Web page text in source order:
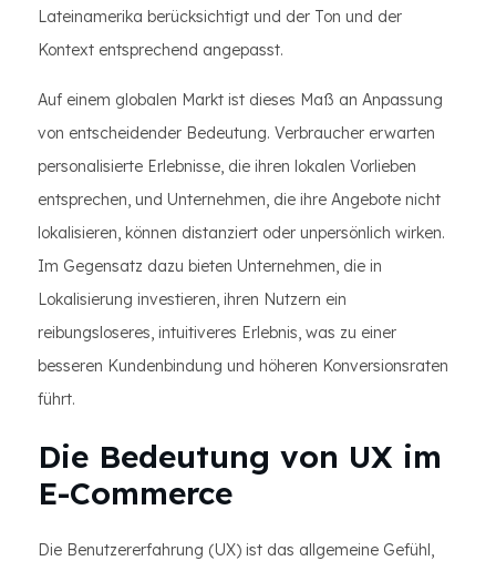
Lateinamerika berücksichtigt und der Ton und der
Kontext entsprechend angepasst.
Auf einem globalen Markt ist dieses Maß an Anpassung
von entscheidender Bedeutung. Verbraucher erwarten
personalisierte Erlebnisse, die ihren lokalen Vorlieben
entsprechen, und Unternehmen, die ihre Angebote nicht
lokalisieren, können distanziert oder unpersönlich wirken.
Im Gegensatz dazu bieten Unternehmen, die in
Lokalisierung investieren, ihren Nutzern ein
reibungsloseres, intuitiveres Erlebnis, was zu einer
besseren Kundenbindung und höheren Konversionsraten
führt.
Die Bedeutung von UX im
E-Commerce
Die Benutzererfahrung (UX) ist das allgemeine Gefühl,